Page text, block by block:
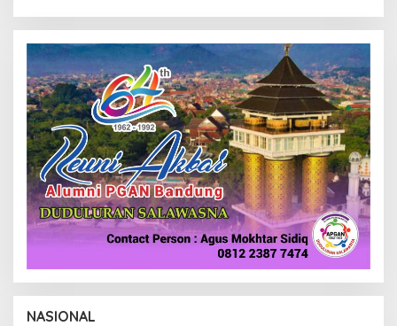
NASIONAL